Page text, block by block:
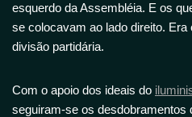
esquerdo da Assembléia. E os
se colocavam ao lado direito.
divisão partidária.
Com o apoio dos ideais do
seguiram-se os desdobramentos